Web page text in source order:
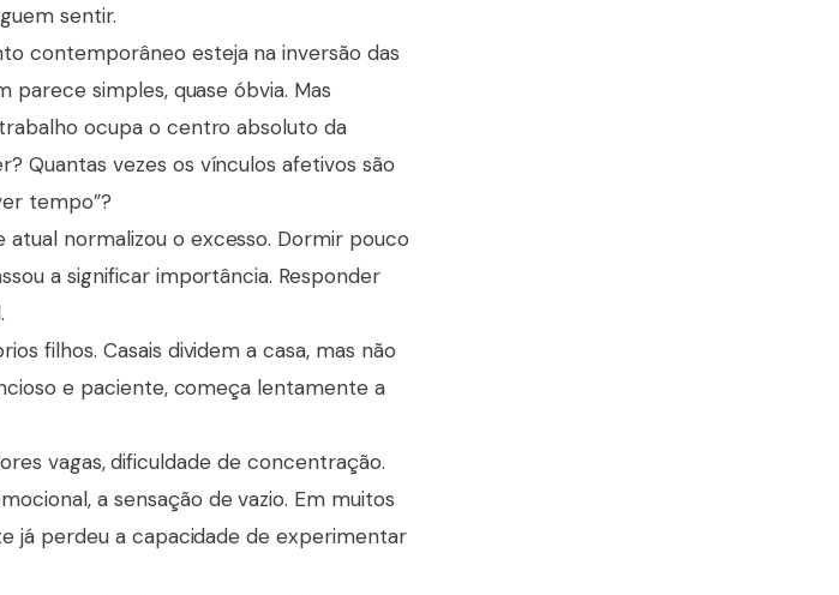
sentir.
contemporâneo esteja na inversão das
parece simples, quase óbvia. Mas
ocupa o centro absoluto da
Quantas vezes os vínculos afetivos são
tempo”?
normalizou o excesso. Dormir pouco
a significar importância. Responder
filhos. Casais dividem a casa, mas não
e paciente, começa lentamente a
vagas, dificuldade de concentração.
a sensação de vazio. Em muitos
já perdeu a capacidade de experimentar